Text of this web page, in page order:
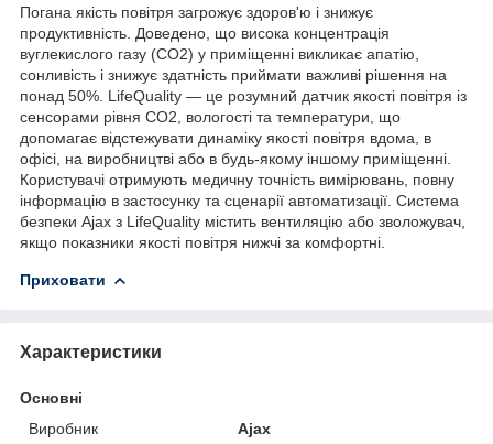
Погана якість повітря загрожує здоров'ю і знижує
продуктивність. Доведено, що висока концентрація
вуглекислого газу (CO2) у приміщенні викликає апатію,
сонливість і знижує здатність приймати важливі рішення на
понад 50%. LifeQuality — це розумний датчик якості повітря із
сенсорами рівня CO2, вологості та температури, що
допомагає відстежувати динаміку якості повітря вдома, в
офісі, на виробництві або в будь-якому іншому приміщенні.
Користувачі отримують медичну точність вимірювань, повну
інформацію в застосунку та сценарії автоматизації. Система
безпеки Ajax з LifeQuality містить вентиляцію або зволожувач,
якщо показники якості повітря нижчі за комфортні.
Приховати
Характеристики
Основні
Виробник
Ajax